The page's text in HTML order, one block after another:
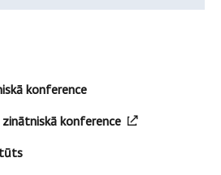
konference
konference